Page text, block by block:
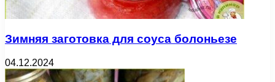
Зимняя заготовка для соуса болоньезе
04.12.2024